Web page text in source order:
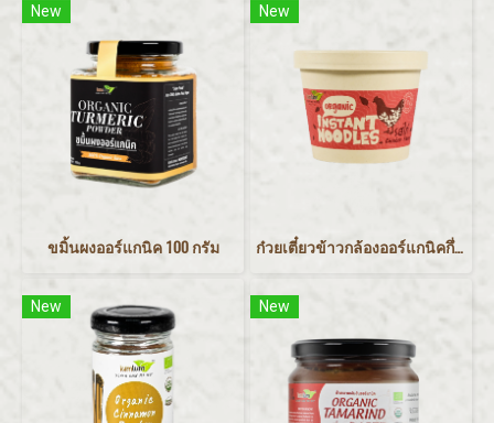
New
ขมิ้นผงออร์แกนิค 100 กรัม
New
ก๋วยเตี๋ยวข้าวกล้องออร์แกนิคกึ่งสำเร็จรูป-รสไก่ 75 กรัม
New New